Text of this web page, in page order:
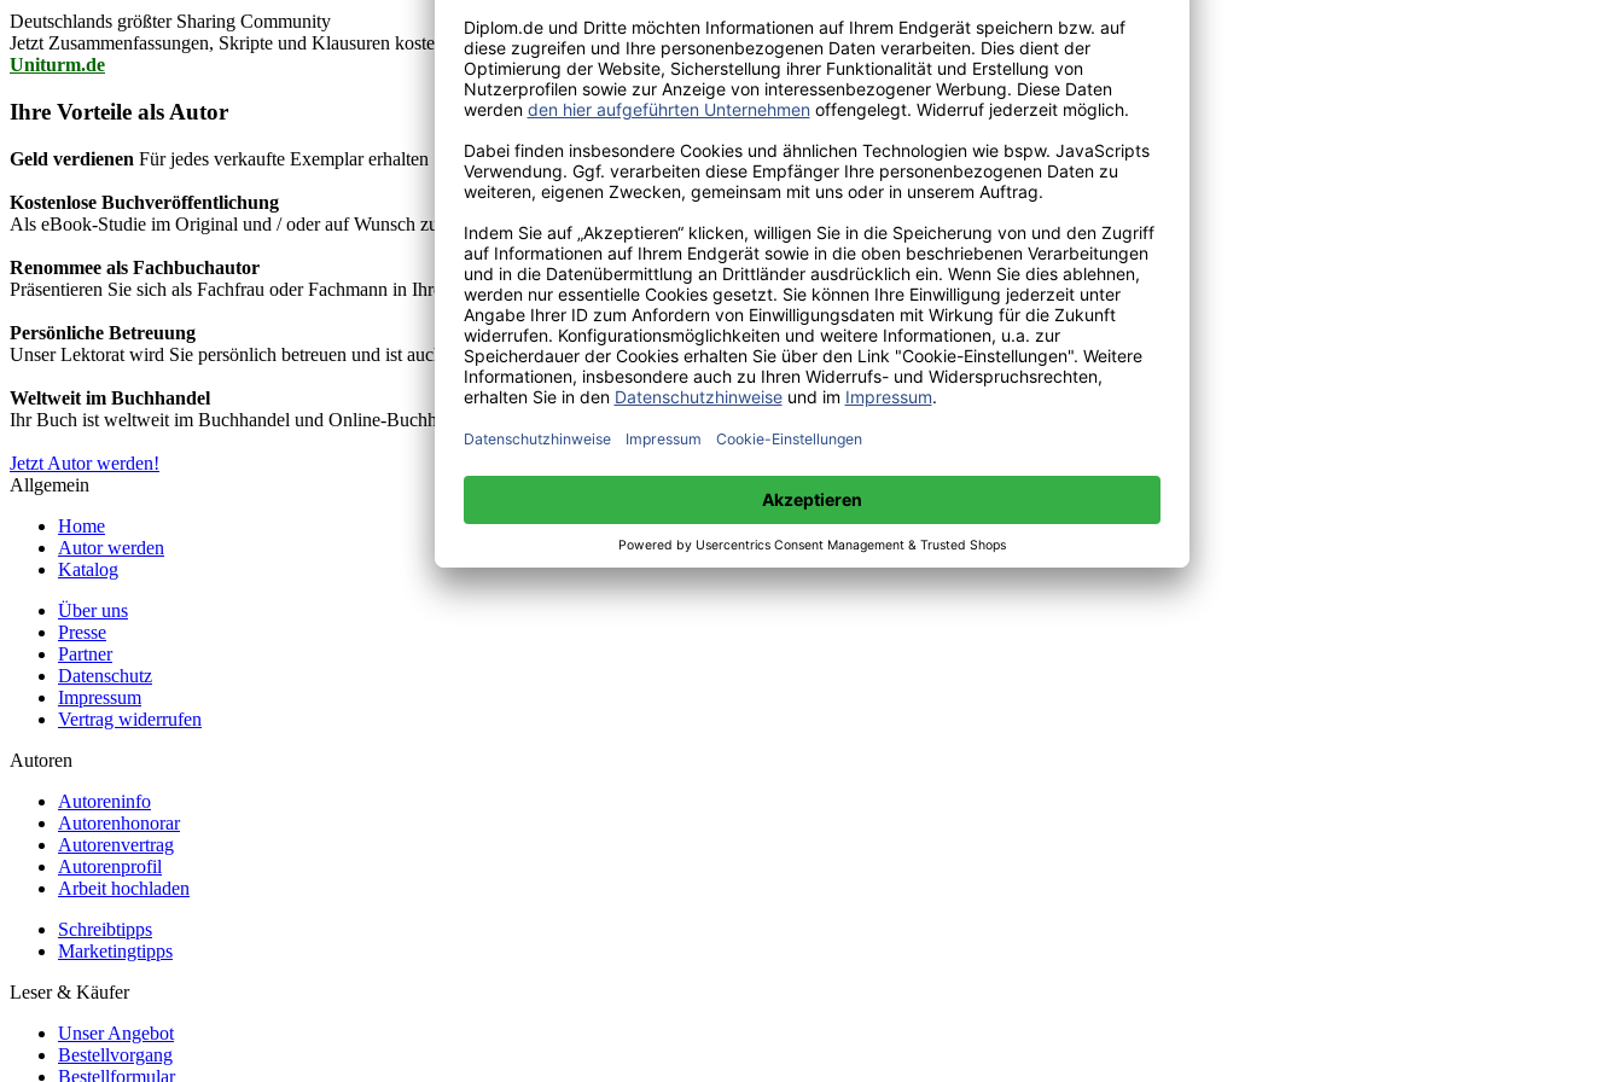
Deutschlands größter Sharing Community
Jetzt Zusammenfassungen, Skripte und Klausuren kostenlos downloaden!
Uniturm.de
Ihre Vorteile als Autor
Geld verdienen Für jedes verkaufte Exemplar erhalten Sie Autorenhonorar - bis zu 40%.
Kostenlose Buchveröffentlichung
Als eBook-Studie im Original und / oder auf Wunsch zusätzlich als hochwertiges Fachbuch in unserem renommierten Buchverlag.
Renommee als Fachbuchautor
Präsentieren Sie sich als Fachfrau oder Fachmann in Ihrem Fachgebiet und machen Sie sich bekannt.
Persönliche Betreuung
Unser Lektorat wird Sie persönlich betreuen und ist auch telefonisch unter +49(0)176-85996762 erreichbar.
Weltweit im Buchhandel
Ihr Buch ist weltweit im Buchhandel und Online-Buchhandel wie z.B. amazon erhältlich.
Jetzt Autor werden!
Allgemein
Home
Autor werden
Katalog
Über uns
Presse
Partner
Datenschutz
Impressum
Vertrag widerrufen
Autoren
Autoreninfo
Autorenhonorar
Autorenvertrag
Autorenprofil
Arbeit hochladen
Schreibtipps
Marketingtipps
Leser & Käufer
Unser Angebot
Bestellvorgang
Bestellformular